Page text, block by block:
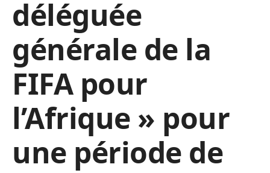
déléguée
générale de la
FIFA pour
l’Afrique » pour
une période de